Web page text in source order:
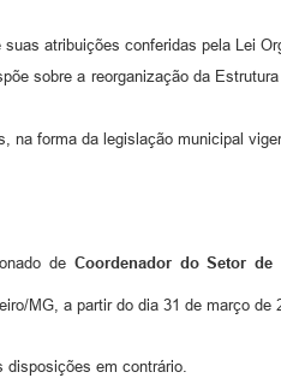
suas atribuições conferidas pela Lei
sobre a reorganização da
na forma da legislação municipal
de Coordenador do Setor de
MG, a partir do dia 31 de março de
disposições em contrário.